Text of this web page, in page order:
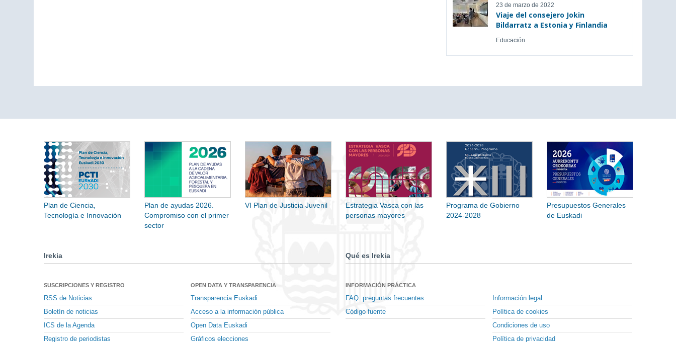
23 de marzo de 2022
Viaje del consejero Jokin
Bildarratz a Estonia y Finlandia
Educación
Plan de Ciencia,
Tecnología e Innovación
Plan de ayudas 2026.
Compromiso con el primer
sector
VI Plan de Justicia Juvenil
Estrategia Vasca con las
personas mayores
Programa de Gobierno
2024-2028
Presupuestos Generales
de Euskadi
Irekia
SUSCRIPCIONES Y REGISTRO
RSS de Noticias
Boletín de noticias
ICS de la Agenda
Registro de periodistas
OPEN DATA Y TRANSPARENCIA
Transparencia Euskadi
Acceso a la información pública
Open Data Euskadi
Gráficos elecciones
Qué es Irekia
INFORMACIÓN PRÁCTICA
FAQ: preguntas frecuentes
Código fuente
Información legal
Política de cookies
Condiciones de uso
Política de privacidad